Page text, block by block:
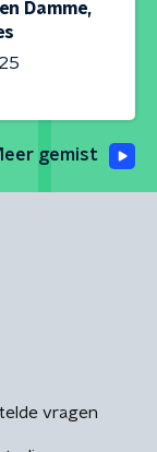
Damme,
gemist
vragen